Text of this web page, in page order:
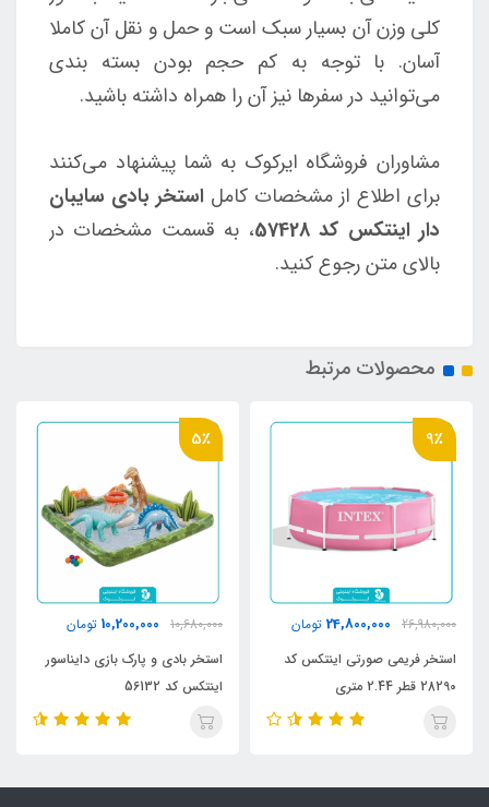
کلی وزن آن بسیار سبک است و حمل و نقل آن کاملا
آسان. با توجه به کم حجم بودن بسته بندی
می‌توانید در سفرها نیز آن را همراه داشته باشید.
مشاوران فروشگاه ایرکوک به شما پیشنهاد می‌کنند
برای اطلاع از مشخصات کامل استخر بادی سایبان
دار اینتکس کد 57428
، به قسمت مشخصات در
بالای متن رجوع کنید.
محصولات مرتبط
9٪
26,980,000
24,800,000 تومان
استخر فریمی صورتی اینتکس کد
28290 قطر 2.44 متری
5٪
10,680,000
10,200,000 تومان
استخر بادی و پارک بازی دایناسور
اینتکس کد 56132